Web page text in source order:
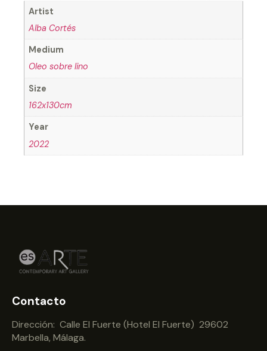
Artist
Alba Cortés
Medium
Oleo sobre lino
Size
162x130cm
Year
2022
Contacto
Dirección: Calle El Fuerte (Hotel El Fuerte) 29602
Marbella, Málaga.